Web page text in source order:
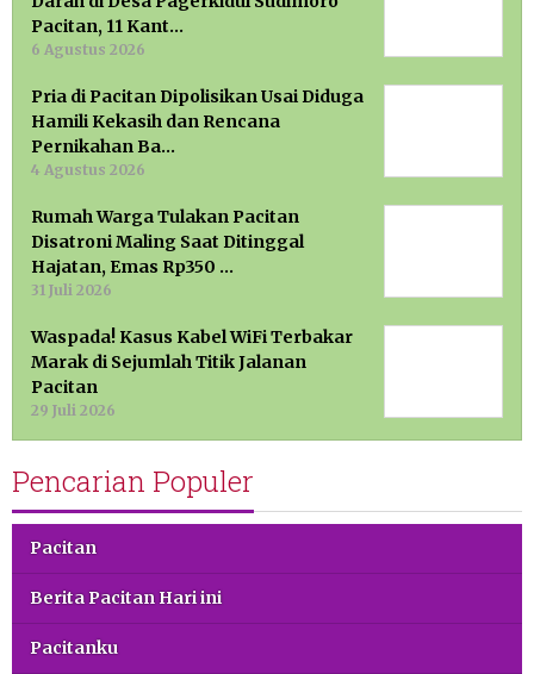
Pacitan, 11 Kant…
6 Agustus 2026
Pria di Pacitan Dipolisikan Usai Diduga
Hamili Kekasih dan Rencana
Pernikahan Ba…
4 Agustus 2026
Rumah Warga Tulakan Pacitan
Disatroni Maling Saat Ditinggal
Hajatan, Emas Rp350 …
31 Juli 2026
Waspada! Kasus Kabel WiFi Terbakar
Marak di Sejumlah Titik Jalanan
Pacitan
29 Juli 2026
Pencarian Populer
Pacitan
Berita Pacitan Hari ini
Pacitanku